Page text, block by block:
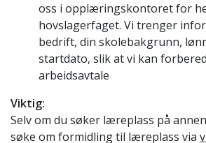
oss i opplæringskontoret for
hovslagerfaget. Vi trenger
bedrift, din skolebakgrunn,
startdato, slik at vi kan
arbeidsavtale
Viktig:
Selv om du søker læreplass på
søke om formidling til læreplass via